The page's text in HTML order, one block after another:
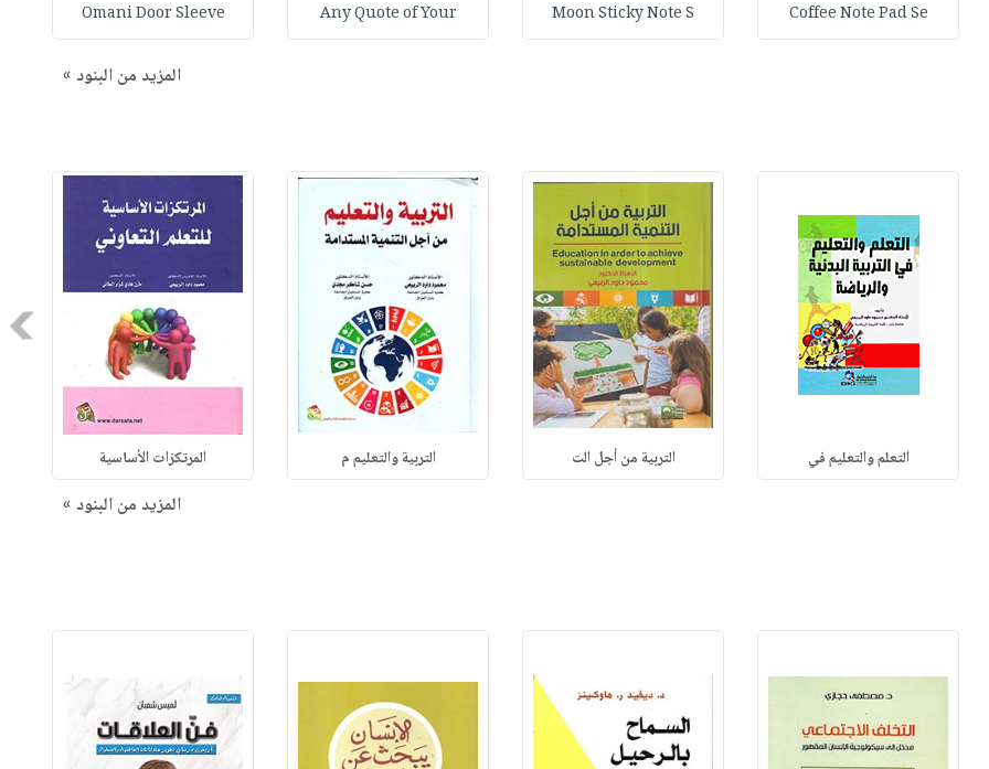
Coffee Note Pad Se
Moon Sticky Note S
Any Quote of Your
Omani Door Sleeve
المزيد من البنود »
التعلم والتعليم في التربية من أجل الت التربية والتعليم م المرتكزات الأساسية
المزيد من البنود »